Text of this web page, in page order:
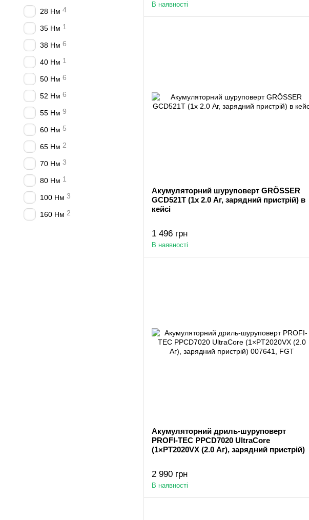
В наявності
Акумуляторний шуруповерт GRÖSSER
GCD521T (1х 2.0 Аг, зарядний пристрій) в
кейсі
1 496 грн
В наявності
Акумуляторний дриль-шуруповерт
PROFI-TEC PPCD7020 UltraCore
(1×PT2020VX (2.0 Аг), зарядний пристрій)
2 990 грн
В наявності
28 Нм 4
35 Нм 1
38 Нм 6
40 Нм 1
50 Нм 6
52 Нм 6
55 Нм 9
60 Нм 5
65 Нм 2
70 Нм 3
80 Нм 1
100 Нм 3
160 Нм 2